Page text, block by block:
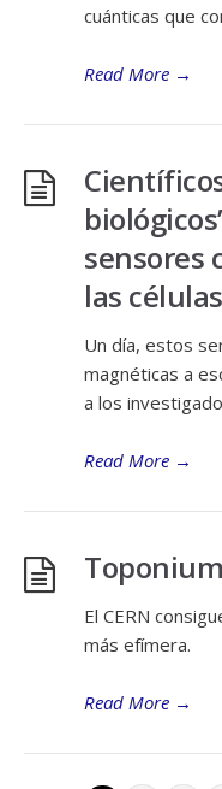
cuánticas que
Read More →
sensores
las células
Un día, estos
magnéticas a
a los
Read More →
Toponium
El CERN
más efímera.
Read More →